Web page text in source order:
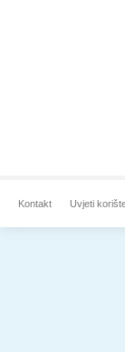
Kontakt Uvjeti